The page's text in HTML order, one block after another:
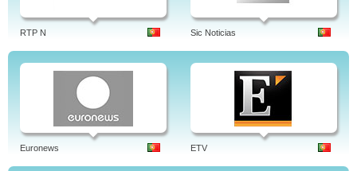
RTP N Sic Noticias
Euronews ETV